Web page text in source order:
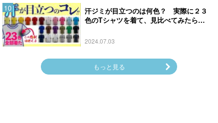
汗ジミが目立つのは何色？ 実際に２３
色のTシャツを着て、見比べてみたら…
2024.07.03
もっと見る